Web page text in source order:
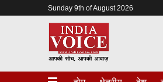
Sunday 9th of August 2026